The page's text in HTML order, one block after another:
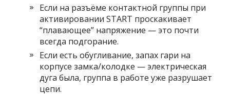
Если на разъёме контактной группы при
активировании START проскакивает
“плавающее” напряжение — это почти
всегда подгорание.
Если есть обугливание, запах гари на
корпусе замка/колодке — электрическая
дуга была, группа в работе уже разрушает
цепи.